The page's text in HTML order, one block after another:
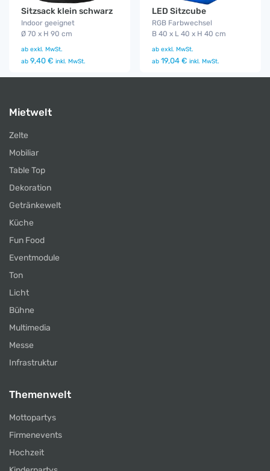
Sitzsack klein schwarz
Indoor geeignet
Ø 70 x H 90 cm
ab exkl. MwSt.
ab 9,40 € inkl. MwSt.
LED Sitzcube
RGB Farbwechsel
B 40 x L 40 x H 40 cm
ab exkl. MwSt.
ab 19,04 € inkl. MwSt.
Mietwelt
Zelte
Mobiliar
Table Top
Dekoration
Getränkewelt
Küche
Fun Food
Eventmodule
Ton
Licht
Bühne
Multimedia
Messe
Infrastruktur
Themenwelt
Mottopartys
Firmenevents
Hochzeit